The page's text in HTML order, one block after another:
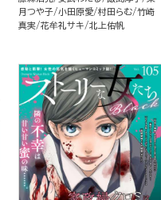
月つや子 小田原愛 村田らむ 竹崎
真実 花牟礼サキ 北上佑帆